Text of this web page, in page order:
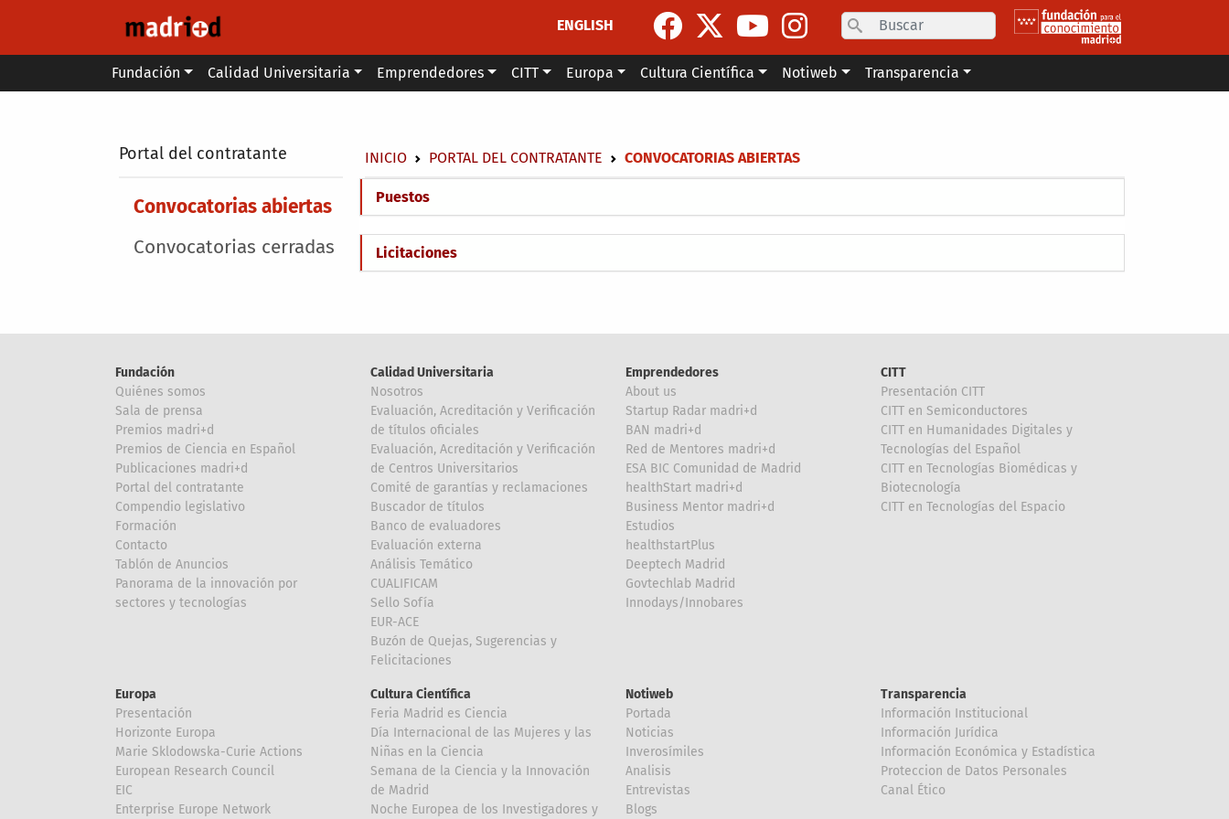
ENGLISH
Search
Main menu
Fundación Calidad Universitaria Emprendedores CITT Europa Cultura Científica Notiweb Transparencia
Portal del contratante Sobrescribir enlaces de ayuda a la navegación
INICIO PORTAL DEL CONTRATANTE CONVOCATORIAS ABIERTAS
Main menu
Convocatorias abiertas
Convocatorias cerradas
Puestos
Licitaciones
Fundación
Quiénes somos
Sala de prensa
Premios madri+d
Premios de Ciencia en Español
Publicaciones madri+d
Portal del contratante
Compendio legislativo
Formación
Contacto
Tablón de Anuncios
Panorama de la innovación por
sectores y tecnologías
Calidad Universitaria
Nosotros
Evaluación, Acreditación y Verificación
de títulos oficiales
Evaluación, Acreditación y Verificación
de Centros Universitarios
Comité de garantías y reclamaciones
Buscador de títulos
Banco de evaluadores
Evaluación externa
Análisis Temático
CUALIFICAM
Sello Sofía
EUR-ACE
Buzón de Quejas, Sugerencias y
Felicitaciones
Emprendedores
About us
Startup Radar madri+d
BAN madri+d
Red de Mentores madri+d
ESA BIC Comunidad de Madrid
healthStart madri+d
Business Mentor madri+d
Estudios
healthstartPlus
Deeptech Madrid
Govtechlab Madrid
Innodays/Innobares
CITT
Presentación CITT
CITT en Semiconductores
CITT en Humanidades Digitales y
Tecnologías del Español
CITT en Tecnologías Biomédicas y
Biotecnología
CITT en Tecnologías del Espacio
Europa
Presentación
Horizonte Europa
Marie Sklodowska-Curie Actions
European Research Council
EIC
Enterprise Europe Network
Cultura Científica
Feria Madrid es Ciencia
Día Internacional de las Mujeres y las
Niñas en la Ciencia
Semana de la Ciencia y la Innovación
de Madrid
Noche Europea de los Investigadores y
Notiweb
Portada
Noticias
Inverosímiles
Analisis
Entrevistas
Blogs
Transparencia
Información Institucional
Información Jurídica
Información Económica y Estadística
Proteccion de Datos Personales
Canal Ético